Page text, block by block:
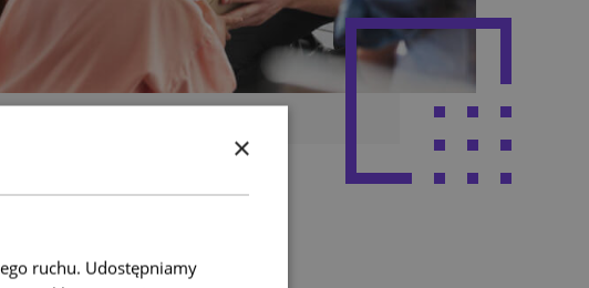
×
ruchu. Udostępniamy